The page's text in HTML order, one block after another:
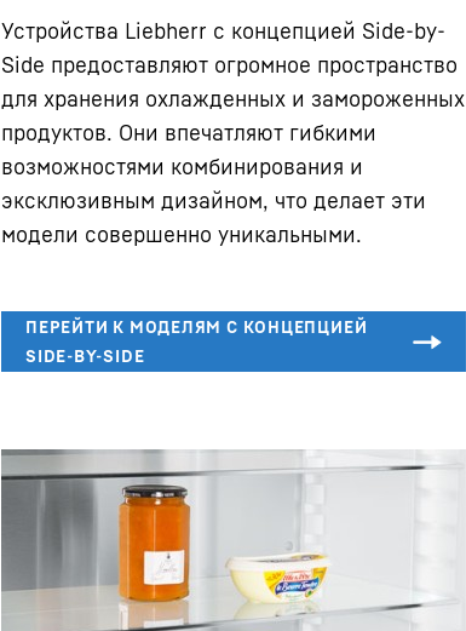
Устройства Liebherr с концепцией Side-by-
Side предоставляют огромное пространство
для хранения охлажденных и замороженных
продуктов. Они впечатляют гибкими
возможностями комбинирования и
эксклюзивным дизайном, что делает эти
модели совершенно уникальными.